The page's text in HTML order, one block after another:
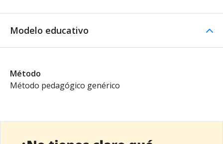
Modelo educativo
Método
Método pedagógico genérico